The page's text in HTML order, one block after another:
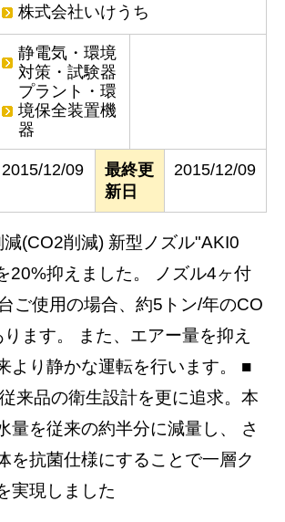
株式会社いけうち
静電気・環境
対策・試験器
プラント・環
境保全装置機
器
2015/12/09
最終更
新日
2015/12/09
(CO2削減) 新型ノズル"AKI0
20%抑えました。 ノズル4ヶ付
ご使用の場合、約5トン/年のCO
ます。 また、エアー量を抑え
より静かな運転を行います。 ■
来品の衛生設計を更に追求。本
量を従来の約半分に減量し、 さ
を抗菌仕様にすることで一層ク
実現しました